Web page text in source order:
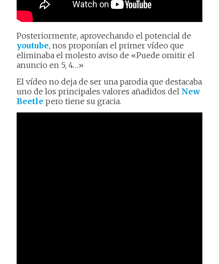
Posteriormente, aprovechando el potencial de
youtube, nos proponían el primer vídeo que
eliminaba el molesto aviso de «Puede omitir el
anuncio en 5, 4…»
El vídeo no deja de ser una parodia que destacaba
uno de los principales valores añadidos del New
Beetle pero tiene su gracia.